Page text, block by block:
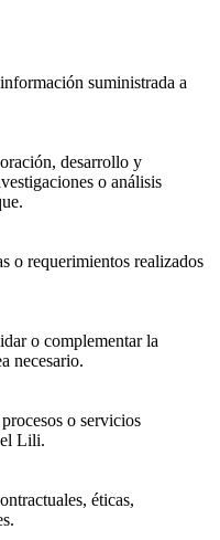
suministrada a
desarrollo y
o análisis
o requerimientos realizados
o complementar la
necesario.
o servicios
Lili.
éticas,